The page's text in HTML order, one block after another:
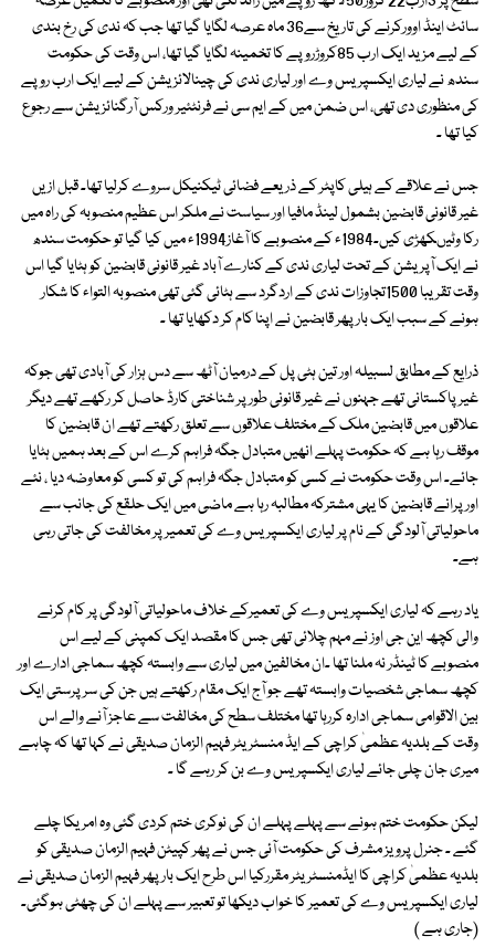
سائٹ اینڈ اوورکرنے کی تاریخ سے36 ماہ عرصہ لگایا گیا تھا جب کہ ندی کی رخ بندی
کے لیے مزید ایک ارب 85کروڑروپے کا تخمینہ لگایا گیا تھا، اس وقت کی حکومت
سندھ نے لیاری ایکسپریس وے اور لیاری ندی کی چینالائزیشن کے لیے ایک ارب روپے
کی منظوری دی تھی، اس ضمن میں کے ایم سی نے فرنٹئیر ورکس آرگنائزیشن سے رجوع
کیا تھا ۔
جس نے علاقے کے ہیلی کاپٹر کے ذریعے فضائی ٹیکنیکل سروے کرلیا تھا۔ قبل ازیں
غیر قانونی قابضین بشمول لینڈ مافیا اور سیاست نے ملکر اس عظیم منصوبہ کی راہ میں
رکا وٹیںکھڑی کیں۔1984ء کے منصوبے کا آغاز1994ء میں کیا گیا تو حکومت سندھ
نے ایک آپریشن کے تحت لیاری ندی کے کنارے آباد غیر قانونی قابضین کو ہٹایا گیا اس
وقت تقریبا 1500تجاوزات ندی کے اردگرد سے ہٹائی گئی تھی منصوبہ التواء کا شکار
ہونے کے سبب ایک بار پھر قابضین نے اپنا کام کر دکھایا تھا ۔
ذرایع کے مطابق لسبیلہ اور تین ہٹی پل کے درمیان آٹھ سے دس ہزار کی آبادی تھی جوکہ
غیر پاکستانی تھے جہنوں نے غیر قانونی طور پر شناختی کارڈ حاصل کر رکھے تھے دیگر
علاقوں میں قابضین ملک کے مختلف علاقوں سے تعلق رکھتے تھے ان قابضین کا
موقف رہا ہے کہ حکومت پہلے انھیں متبادل جگہ فراہم کرے اس کے بعد ہمیں ہٹایا
جائے۔ اس وقت حکومت نے کسی کو متبادل جگہ فراہم کی تو کسی کو معاوضہ دیا ، نئے
اور پرانے قابضین کا یہی مشترکہ مطالبہ رہا ہے ماضی میں ایک حلقع کی جانب سے
ماحولیاتی آلودگی کے نام پر لیاری ایکسپریس وے کی تعمیر پر مخالفت کی جاتی رہی
ہے۔
یاد رہے کہ لیاری ایکسپریس وے کی تعمیرکے خلاف ماحولیاتی آلودگی پر کام کرنے
والی کچھ این جی اوز نے مہم چلائی تھی جس کا مقصد ایک کمپنی کے لیے اس
منصوبے کا ٹینڈر نہ ملنا تھا ۔ان مخالفین میں لیاری سے وابستہ کچھ سماجی ادارے اور
کچھ سماجی شخصیات وابستہ تھے جو آج ایک مقام رکھتے ہیں جن کی سر پرستی ایک
بین الاقوامی سماجی ادارہ کررہا تھا مختلف سطح کی مخالفت سے عاجز آنے والے اس
وقت کے بلدیہ عظمیٰ کراچی کے ایڈ منسٹریٹر فہیم الزمان صدیقی نے کہا تھا کہ چاہے
میری جان چلی جائے لیاری ایکسپریس وے بن کر رہے گا ۔
لیکن حکومت ختم ہونے سے پہلے پہلے ان کی نوکری ختم کردی گئی وہ امریکا چلے
گئے ۔ جنرل پرویز مشرف کی حکومت آئی جس نے پھر کپیٹن فہیم الزمان صدیقی کو
بلدیہ عظمیٰ کراچی کا ایڈمنسٹریٹر مقررکیا اس طرح ایک بار پھر فہیم الزمان صدیقی نے
لیاری ایکسپریس وے کی تعمیر کا خواب دیکھا تو تعبیر سے پہلے ان کی چھٹی ہوگئی۔
(جاری ہے )